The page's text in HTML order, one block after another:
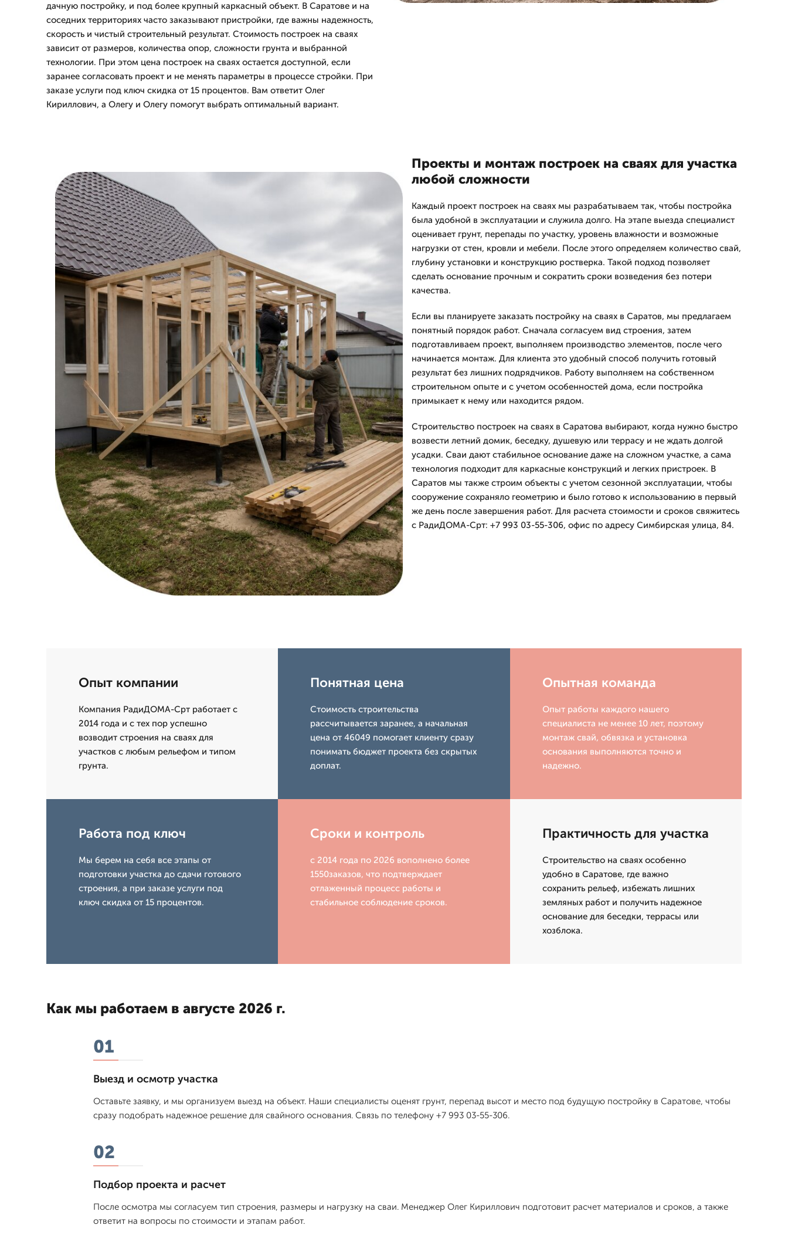
дачную постройку, и под более крупный каркасный объект. В Саратове и на
соседних территориях часто заказывают пристройки, где важны надежность,
скорость и чистый строительный результат. Стоимость построек на сваях
зависит от размеров, количества опор, сложности грунта и выбранной
технологии. При этом цена построек на сваях остается доступной, если
заранее согласовать проект и не менять параметры в процессе стройки. При
заказе услуги под ключ скидка от 15 процентов. Вам ответит Олег
Кириллович, а Олегу и Олегу помогут выбрать оптимальный вариант.
Проекты и монтаж построек на сваях для участка
любой сложности
Каждый проект построек на сваях мы разрабатываем так, чтобы постройка
была удобной в эксплуатации и служила долго. На этапе выезда специалист
оценивает грунт, перепады по участку, уровень влажности и возможные
нагрузки от стен, кровли и мебели. После этого определяем количество свай,
глубину установки и конструкцию ростверка. Такой подход позволяет
сделать основание прочным и сократить сроки возведения без потери
качества.
Если вы планируете заказать постройку на сваях в Саратов, мы предлагаем
понятный порядок работ. Сначала согласуем вид строения, затем
подготавливаем проект, выполняем производство элементов, после чего
начинается монтаж. Для клиента это удобный способ получить готовый
результат без лишних подрядчиков. Работу выполняем на собственном
строительном опыте и с учетом особенностей дома, если постройка
примыкает к нему или находится рядом.
Строительство построек на сваях в Саратова выбирают, когда нужно быстро
возвести летний домик, беседку, душевую или террасу и не ждать долгой
усадки. Сваи дают стабильное основание даже на сложном участке, а сама
технология подходит для каркасные конструкций и легких пристроек. В
Саратов мы также строим объекты с учетом сезонной эксплуатации, чтобы
сооружение сохраняло геометрию и было готово к использованию в первый
же день после завершения работ. Для расчета стоимости и сроков свяжитесь
с РадиДОМА-Срт: +7 993 03-55-306, офис по адресу Симбирская улица, 84.
Опыт компании
Компания РадиДОМА-Срт работает с
2014 года и с тех пор успешно
возводит строения на сваях для
участков с любым рельефом и типом
грунта.
Понятная цена
Стоимость строительства
рассчитывается заранее, а начальная
цена от 46049 помогает клиенту сразу
понимать бюджет проекта без скрытых
доплат.
Опытная команда
Опыт работы каждого нашего
специалиста не менее 10 лет, поэтому
монтаж свай, обвязка и установка
основания выполняются точно и
надежно.
Работа под ключ
Мы берем на себя все этапы от
подготовки участка до сдачи готового
строения, а при заказе услуги под
ключ скидка от 15 процентов.
Сроки и контроль
с 2014 года по 2026 вополнено более
1550заказов, что подтверждает
отлаженный процесс работы и
стабильное соблюдение сроков.
Практичность для участка
Строительство на сваях особенно
удобно в Саратове, где важно
сохранить рельеф, избежать лишних
земляных работ и получить надежное
основание для беседки, террасы или
хозблока.
Как мы работаем в августе 2026 г.
01
Выезд и осмотр участка
Оставьте заявку, и мы организуем выезд на объект. Наши специалисты оценят грунт, перепад высот и место под будущую постройку в Саратове, чтобы
сразу подобрать надежное решение для свайного основания. Связь по телефону +7 993 03-55-306.
02
Подбор проекта и расчет
После осмотра мы согласуем тип строения, размеры и нагрузку на сваи. Менеджер Олег Кириллович подготовит расчет материалов и сроков, а также
ответит на вопросы по стоимости и этапам работ.